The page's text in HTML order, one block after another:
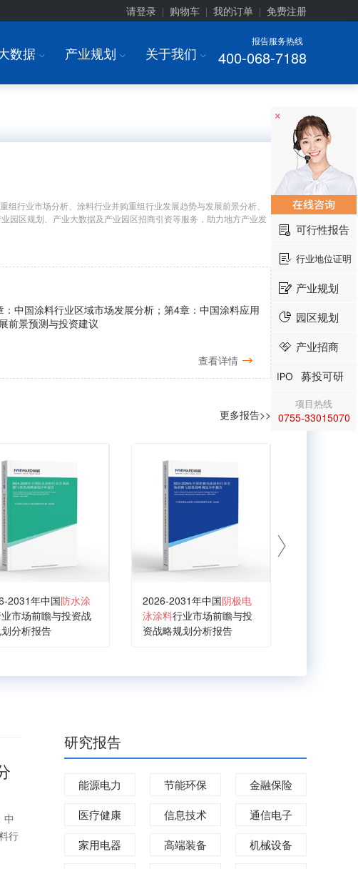
请登录 购物车 我的订单 免费注册
报告服务热线
400-068-7188
数据 I 产业规划 I 关于我们 I
行业市场分析、涂料行业并购重组行业发展趋势与发展前景分析、
园区规划、产业大数据及产业园区招商引资等服务，助力地方产业发
中国涂料行业区域市场发展分析；第4章：中国涂料应用
前景预测与投资建议
查看详情
更多报告>>
2031年中国防水涂
市场前瞻与投资战
分析报告
2026-2031年中国阴极电
泳涂料行业市场前瞻与投
资战略规划分析报告
中
行
研究报告
能源电力 节能环保
金融保险
医疗健康
信息技术
通信电子
家用电器
高端装备
机械设备
×
可行性报告
行业地位证明
产业规划
园区规划
产业招商
募投可研
项目热线
0755-33015070